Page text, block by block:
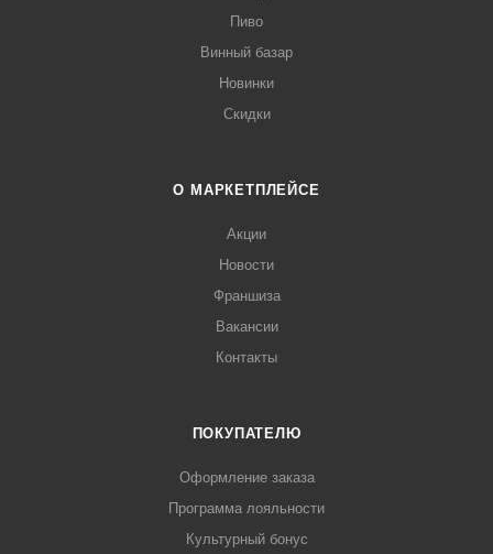
Пиво
Винный базар
Новинки
Скидки
О МАРКЕТПЛЕЙСЕ
Акции
Новости
Франшиза
Вакансии
Контакты
ПОКУПАТЕЛЮ
Оформление заказа
Программа лояльности
Культурный бонус